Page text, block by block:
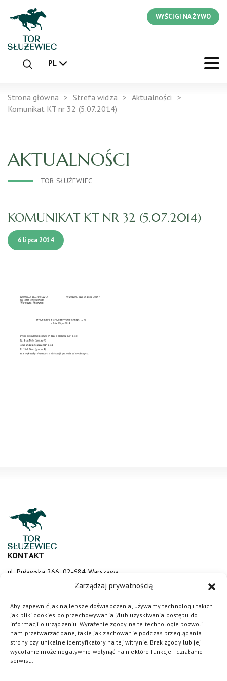
Zarządzaj prywatnością
Aby zapewnić jak najlepsze doświadczenia, używamy technologii takich
jak pliki cookies do przechowywania i/lub uzyskiwania dostępu do
informacji o urządzeniu. Wyrażenie zgody na te technologie pozwoli
nam przetwarzać dane, takie jak zachowanie podczas przeglądania
strony czy unikalne identyfikatory na tej witrynie. Brak zgody lub jej
wycofanie może negatywnie wpłynąć na niektóre funkcje i działanie
serwisu.
WYŚCIGI NA ŻYWO
PL
Strona główna Strefa widza
Aktualności
Komunikat KT nr 32 (5.07.2014)
AKTUALNOŚCI
TOR SŁUŻEWIEC
KOMUNIKAT KT NR 32 (5.07.2014)
6 lipca 2014
KONTAKT
ul. Puławska 266, 02-684 Warszawa
sluzewiec@totalizator.pl
KONTAKT DLA MEDIÓW
media@torsluzewiec.pl
DOŁĄCZ DO NAS